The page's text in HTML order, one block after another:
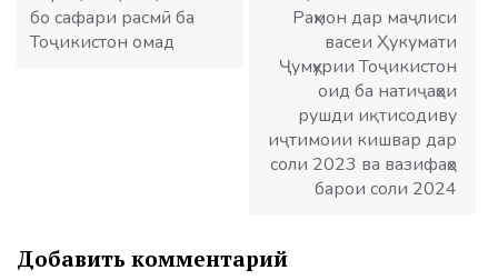
бо сафари расмӣ ба
Тоҷикистон омад
Раҳмон дар маҷлиси
васеи Ҳукумати
Ҷумҳурии Тоҷикистон
оид ба натиҷаҳои
рушди иқтисодиву
иҷтимоии кишвар дар
соли 2023 ва вазифаҳо
барои соли 2024
Добавить комментарий